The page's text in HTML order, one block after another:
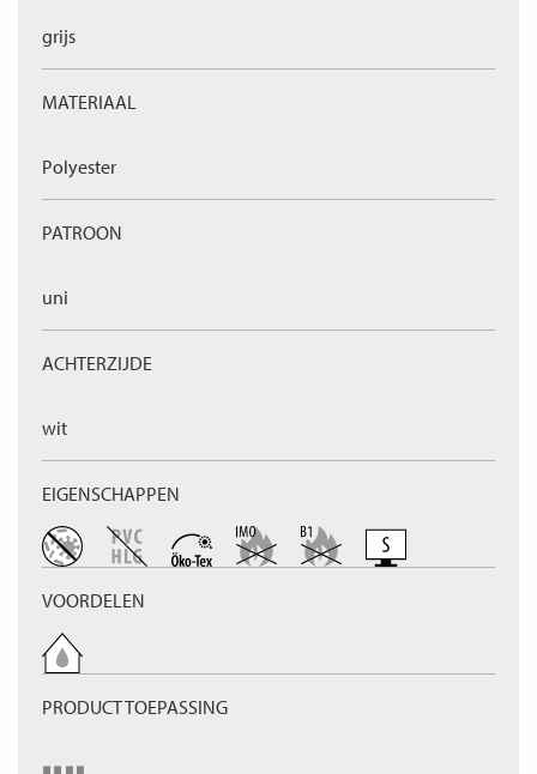
grijs
MATERIAAL
Polyester
PATROON
uni
ACHTERZIJDE
wit
EIGENSCHAPPEN
VOORDELEN
PRODUCT TOEPASSING